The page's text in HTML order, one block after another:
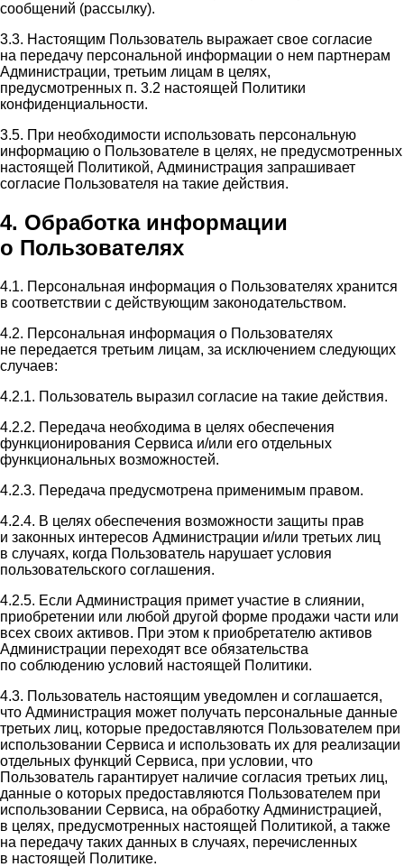
сообщений (рассылку).
3.3. Настоящим Пользователь выражает свое согласие
на передачу персональной информации о нем партнерам
Администрации, третьим лицам в целях,
предусмотренных п. 3.2 настоящей Политики
конфиденциальности.
3.5. При необходимости использовать персональную
информацию о Пользователе в целях, не предусмотренных
настоящей Политикой, Администрация запрашивает
согласие Пользователя на такие действия.
4. Обработка информации
о Пользователях
4.1. Персональная информация о Пользователях хранится
в соответствии с действующим законодательством.
4.2. Персональная информация о Пользователях
не передается третьим лицам, за исключением следующих
случаев:
4.2.1. Пользователь выразил согласие на такие действия.
4.2.2. Передача необходима в целях обеспечения
функционирования Сервиса и/или его отдельных
функциональных возможностей.
4.2.3. Передача предусмотрена применимым правом.
4.2.4. В целях обеспечения возможности защиты прав
и законных интересов Администрации и/или третьих лиц
в случаях, когда Пользователь нарушает условия
пользовательского соглашения.
4.2.5. Если Администрация примет участие в слиянии,
приобретении или любой другой форме продажи части или
всех своих активов. При этом к приобретателю активов
Администрации переходят все обязательства
по соблюдению условий настоящей Политики.
4.3. Пользователь настоящим уведомлен и соглашается,
что Администрация может получать персональные данные
третьих лиц, которые предоставляются Пользователем при
использовании Сервиса и использовать их для реализации
отдельных функций Сервиса, при условии, что
Пользователь гарантирует наличие согласия третьих лиц,
данные о которых предоставляются Пользователем при
использовании Сервиса, на обработку Администрацией,
в целях, предусмотренных настоящей Политикой, а также
на передачу таких данных в случаях, перечисленных
в настоящей Политике.